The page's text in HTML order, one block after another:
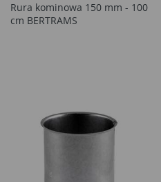
Rura kominowa 150 mm - 100
cm BERTRAMS